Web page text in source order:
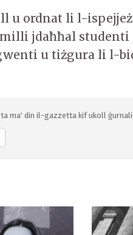
u ordnat li l-
jdaħħal studenti
u tiżgura li l-
ma' din il-gazzetta kif ukoll